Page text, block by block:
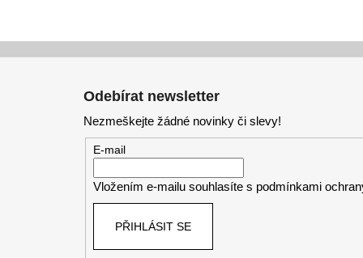
Odebírat newsletter
Nezmeškejte žádné novinky či slevy!
E-mail
Vložením e-mailu souhlasíte s podmínkami
PŘIHLÁSIT SE